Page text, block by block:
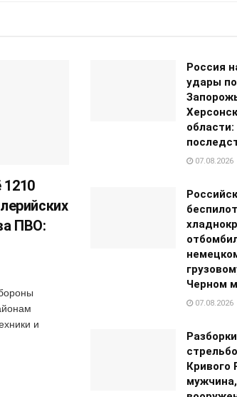
ПВО:
и
Россия
удары по
области:
07.08.2026
Черном
07.08.2026
Кривого
мужчина,